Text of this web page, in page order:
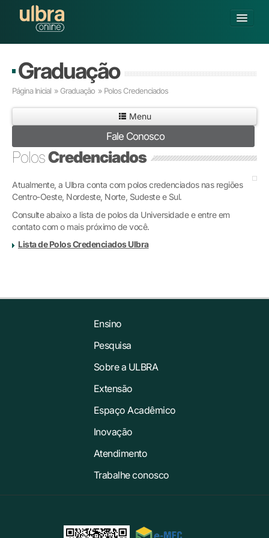
Buscar
Já sou Aluno
Matricule-se
GRADUAÇÃO
PÓS-GRADUAÇÃO
EXTENSÃO
SOBRE A ULBRA
Graduação
Página Inicial » Graduação » Polos Credenciados
Menu
Fale Conosco
PolosCredenciados
Atualmente, a Ulbra conta com polos credenciados nas regiões
Centro-Oeste, Nordeste, Norte, Sudeste e Sul.
Consulte abaixo a lista de polos da Universidade e entre em
contato com o mais próximo de você.
Lista de Polos Credenciados Ulbra
Ensino
Pesquisa
Sobre a ULBRA
Extensão
Espaço Acadêmico
Inovação
Atendimento
Trabalhe conosco